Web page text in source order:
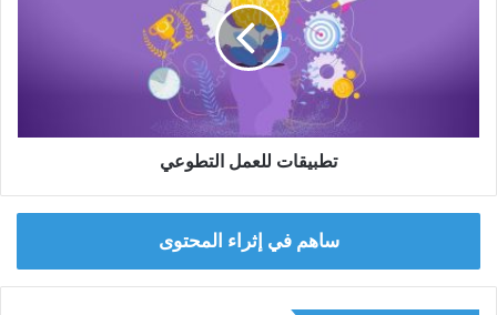
تطبيقات للعمل التطوعي
ساهم في إثراء المحتوى